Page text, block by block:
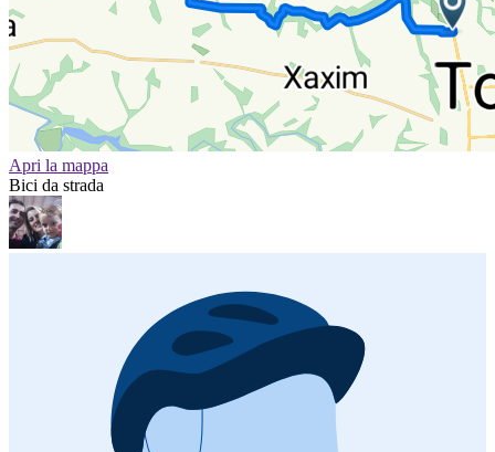
Apri la mappa
Bici da strada